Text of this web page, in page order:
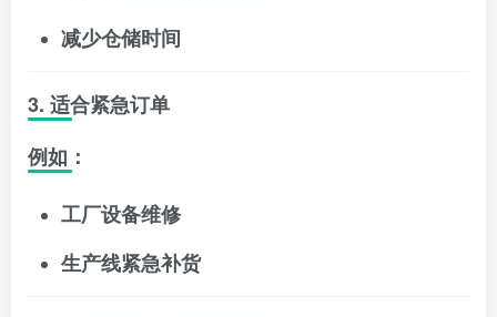
减少仓储时间
3. 适合紧急订单
例如：
工厂设备维修
生产线紧急补货